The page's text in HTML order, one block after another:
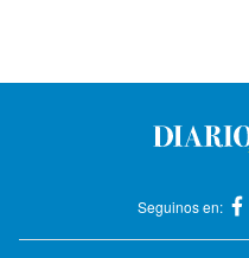
Seguinos en: